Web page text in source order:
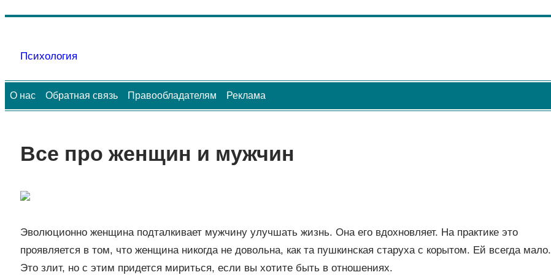
содержимому
Психология
О нас Обратная связь Правообладателям Реклама
Все про женщин и мужчин
Эволюционно женщина подталкивает мужчину улучшать жизнь. Она его вдохновляет. На практике это
проявляется в том, что женщина никогда не довольна, как та пушкинская старуха с корытом. Ей всегда мало.
Это злит, но с этим придется мириться, если вы хотите быть в отношениях.